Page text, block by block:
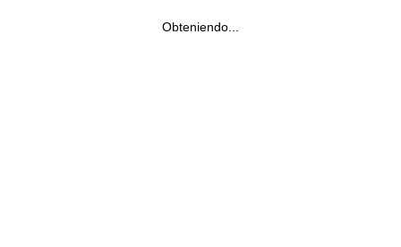
Obteniendo...